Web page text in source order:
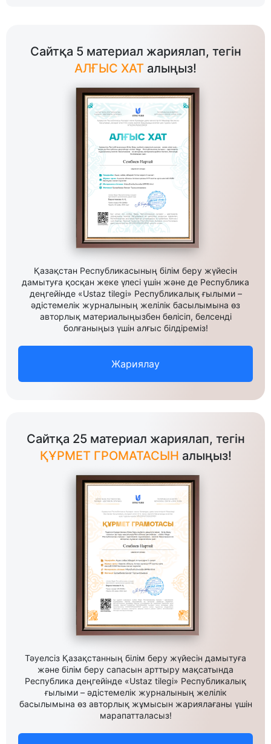
Сайтқа 5 материал жариялап, тегін
АЛҒЫС ХАТ алыңыз!
Қазақстан Республикасының білім беру жүйесін
дамытуға қосқан жеке үлесі үшін және де Республика
деңгейінде «Ustaz tilegi» Республикалық ғылыми –
әдістемелік журналының желілік басылымына өз
авторлық материалыңызбен бөлісіп, белсенді
болғаныңыз үшін алғыс білдіреміз!
Жариялау
Сайтқа 25 материал жариялап, тегін
ҚҰРМЕТ ГРОМАТАСЫН алыңыз!
Тәуелсіз Қазақстанның білім беру жүйесін дамытуға
және білім беру сапасын арттыру мақсатында
Республика деңгейінде «Ustaz tilegi» Республикалық
ғылыми – әдістемелік журналының желілік
басылымына өз авторлық жұмысын жариялағаны үшін
марапатталасыз!